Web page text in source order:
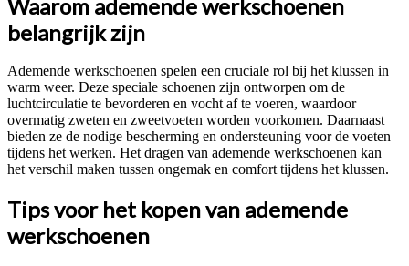
Waarom ademende werkschoenen
belangrijk zijn
Ademende werkschoenen spelen een cruciale rol bij het klussen in
warm weer. Deze speciale schoenen zijn ontworpen om de
luchtcirculatie te bevorderen en vocht af te voeren, waardoor
overmatig zweten en zweetvoeten worden voorkomen. Daarnaast
bieden ze de nodige bescherming en ondersteuning voor de voeten
tijdens het werken. Het dragen van ademende werkschoenen kan
het verschil maken tussen ongemak en comfort tijdens het klussen.
Tips voor het kopen van ademende
werkschoenen